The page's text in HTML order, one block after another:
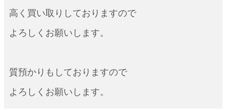
高く買い取りしておりますので
よろしくお願いします。
質預かりもしておりますので
よろしくお願いします。